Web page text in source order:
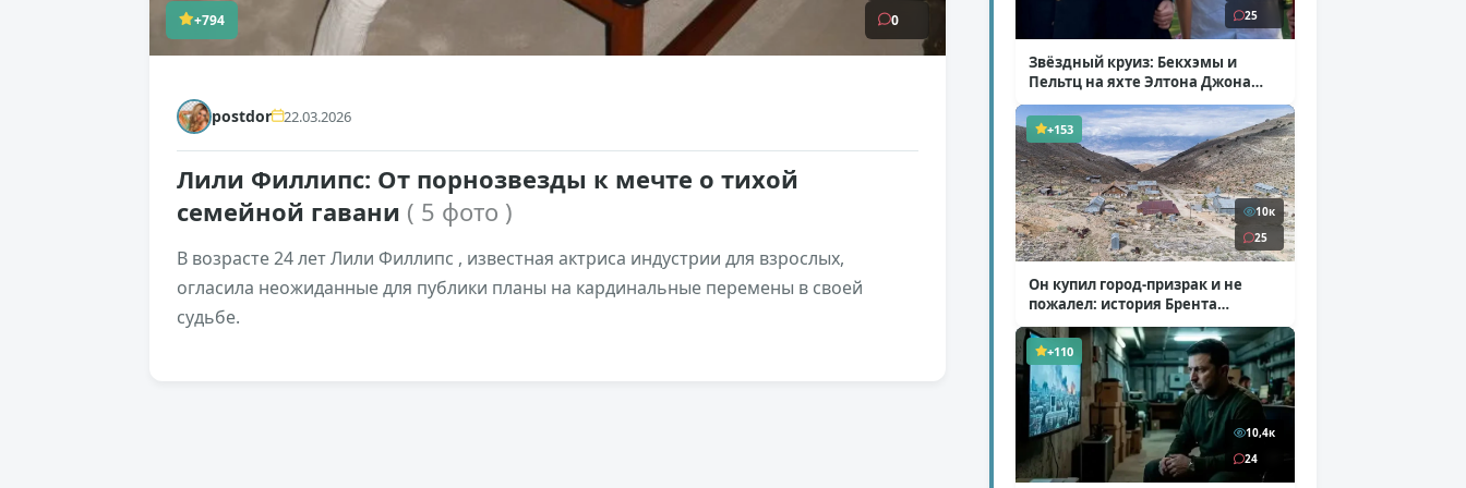
+794 0
postdor 22.03.2026
Лили Филлипс: От порнозвезды к мечте о тихой
семейной гавани ( 5 фото )
В возрасте 24 лет Лили Филлипс , известная актриса индустрии для взрослых,
огласила неожиданные для публики планы на кардинальные перемены в своей
судьбе.
25
Звёздный круиз: Бекхэмы и
Пельтц на яхте Элтона Джона
( 12 фото )
+153
10к
25
Он купил город-призрак и не
пожалел: история Брента
Андервуда( 1 фото + 1 видео )
+110
10,4к
24